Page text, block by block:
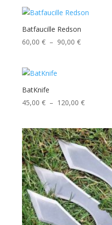
65,00 €
Batfaucille Redson
60,00 € – 90,00 €Plage
BatKnife
45,00 € – 120,00 €Plage
45,00 €
à
120,00 €